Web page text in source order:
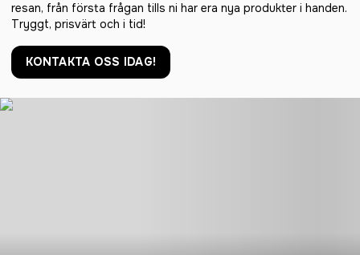
resan, från första frågan tills ni har era nya produkter i handen.
Tryggt, prisvärt och i tid!
KONTAKTA OSS IDAG!